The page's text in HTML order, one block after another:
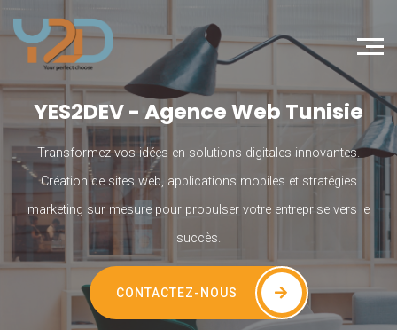
YES2DEV - Agence Web Tunisie
Transformez vos idées en solutions digitales innovantes.
Création de sites web, applications mobiles et stratégies
marketing sur mesure pour propulser votre entreprise vers le
succès.
CONTACTEZ-NOUS